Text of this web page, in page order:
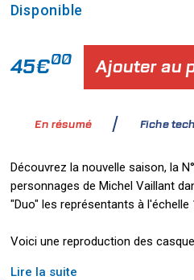
Disponible
45€00 Ajouter au
En résumé Fiche
Découvrez la nouvelle saison, la
personnages de Michel Vaillant
"Duo" les représentants à
Voici une reproduction des
Lire la suite